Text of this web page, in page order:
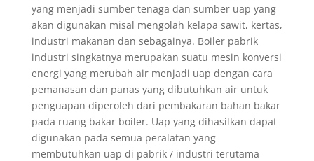
yang menjadi sumber tenaga dan sumber uap yang
akan digunakan misal mengolah kelapa sawit, kertas,
industri makanan dan sebagainya. Boiler pabrik
industri singkatnya merupakan suatu mesin konversi
energi yang merubah air menjadi uap dengan cara
pemanasan dan panas yang dibutuhkan air untuk
penguapan diperoleh dari pembakaran bahan bakar
pada ruang bakar boiler. Uap yang dihasilkan dapat
digunakan pada semua peralatan yang
membutuhkan uap di pabrik / industri terutama